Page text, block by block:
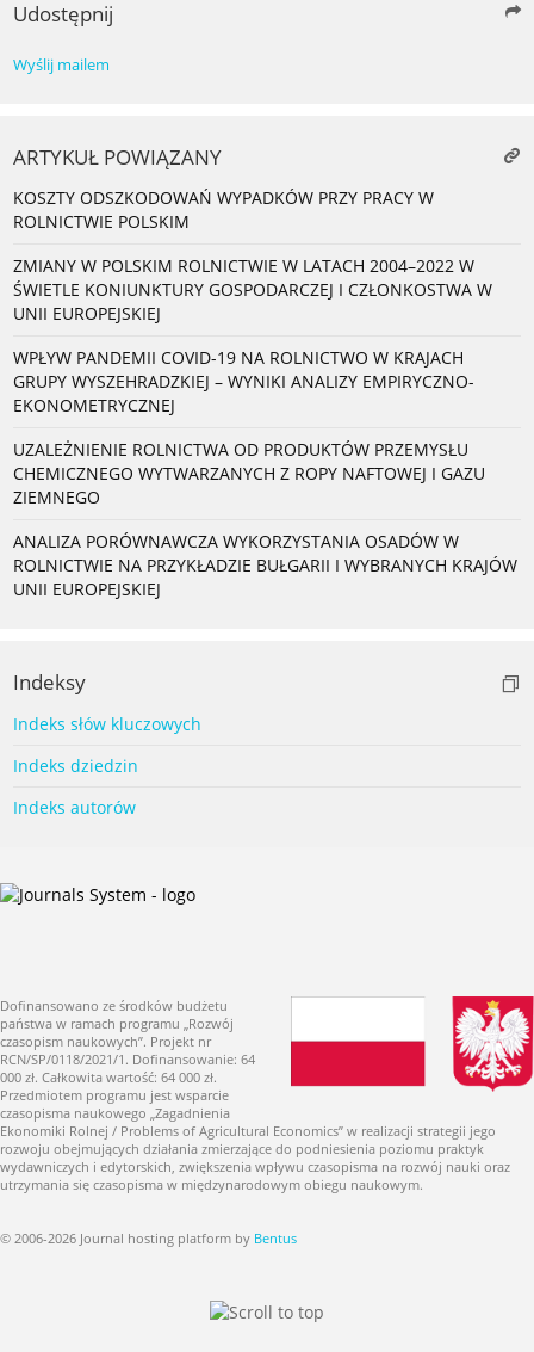
Udostępnij
Wyślij mailem
ARTYKUŁ POWIĄZANY
KOSZTY ODSZKODOWAŃ WYPADKÓW PRZY PRACY W
ROLNICTWIE POLSKIM
ZMIANY W POLSKIM ROLNICTWIE W LATACH 2004–2022 W
ŚWIETLE KONIUNKTURY GOSPODARCZEJ I CZŁONKOSTWA W
UNII EUROPEJSKIEJ
WPŁYW PANDEMII COVID-19 NA ROLNICTWO W KRAJACH
GRUPY WYSZEHRADZKIEJ – WYNIKI ANALIZY EMPIRYCZNO-
EKONOMETRYCZNEJ
UZALEŻNIENIE ROLNICTWA OD PRODUKTÓW PRZEMYSŁU
CHEMICZNEGO WYTWARZANYCH Z ROPY NAFTOWEJ I GAZU
ZIEMNEGO
ANALIZA PORÓWNAWCZA WYKORZYSTANIA OSADÓW W
ROLNICTWIE NA PRZYKŁADZIE BUŁGARII I WYBRANYCH KRAJÓW
UNII EUROPEJSKIEJ
Indeksy
Indeks słów kluczowych
Indeks dziedzin
Indeks autorów
Dofinansowano ze środków budżetu
państwa w ramach programu „Rozwój
czasopism naukowych”. Projekt nr
RCN/SP/0118/2021/1. Dofinansowanie: 64
000 zł. Całkowita wartość: 64 000 zł.
Przedmiotem programu jest wsparcie
czasopisma naukowego „Zagadnienia
Ekonomiki Rolnej / Problems of Agricultural Economics” w realizacji strategii jego
rozwoju obejmujących działania zmierzające do podniesienia poziomu praktyk
wydawniczych i edytorskich, zwiększenia wpływu czasopisma na rozwój nauki oraz
utrzymania się czasopisma w międzynarodowym obiegu naukowym.
© 2006-2026 Journal hosting platform by Bentus